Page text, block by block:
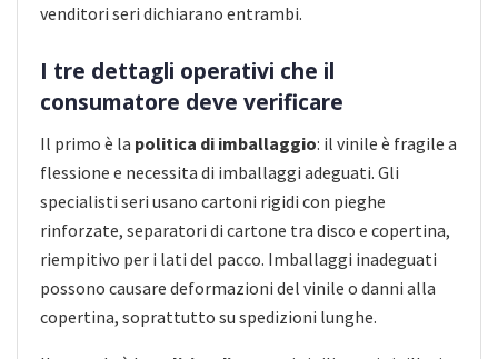
venditori seri dichiarano entrambi.
I tre dettagli operativi che il
consumatore deve verificare
Il primo è la politica di imballaggio: il vinile è fragile a
flessione e necessita di imballaggi adeguati. Gli
specialisti seri usano cartoni rigidi con pieghe
rinforzate, separatori di cartone tra disco e copertina,
riempitivo per i lati del pacco. Imballaggi inadeguati
possono causare deformazioni del vinile o danni alla
copertina, soprattutto su spedizioni lunghe.